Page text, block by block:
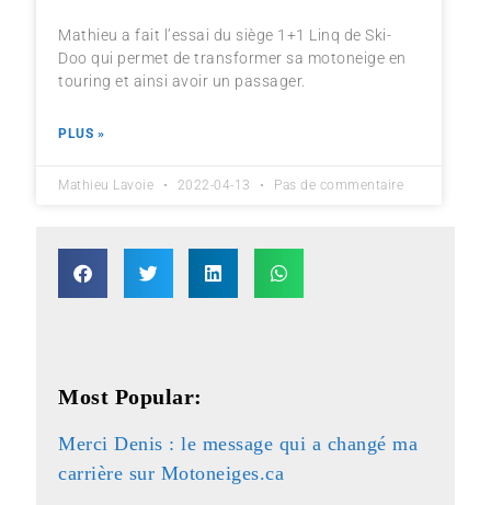
Mathieu a fait l’essai du siège 1+1 Linq de Ski-
Doo qui permet de transformer sa motoneige en
touring et ainsi avoir un passager.
PLUS »
Mathieu Lavoie 2022-04-13 Pas de commentaire
Most Popular:
Merci Denis : le message qui a changé ma
carrière sur Motoneiges.ca